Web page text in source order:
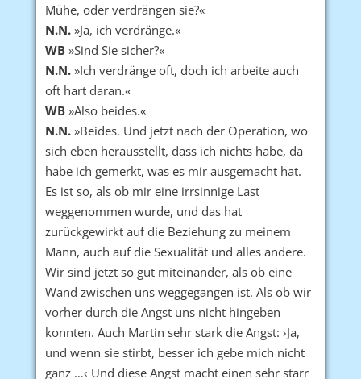
Mühe, oder verdrängen sie?«
N.N.»Ja, ich verdränge.«
WB»Sind Sie sicher?«
N.N.»Ich verdränge oft, doch ich arbeite auch
oft hart daran.«
WB»Also beides.«
N.N.»Beides. Und jetzt nach der Operation, wo
sich eben herausstellt, dass ich nichts habe, da
habe ich gemerkt, was es mir ausgemacht hat.
Es ist so, als ob mir eine irrsinnige Last
weggenommen wurde, und das hat
zurückgewirkt auf die Beziehung zu meinem
Mann, auch auf die Sexualität und alles andere.
Wir sind jetzt so gut miteinander, als ob eine
Wand zwischen uns weggegangen ist. Als ob wir
vorher durch die Angst uns nicht hingeben
konnten. Auch Martin sehr stark die Angst: ›Ja,
und wenn sie stirbt, besser ich gebe mich nicht
ganz …‹ Und diese Angst macht einen sehr starr